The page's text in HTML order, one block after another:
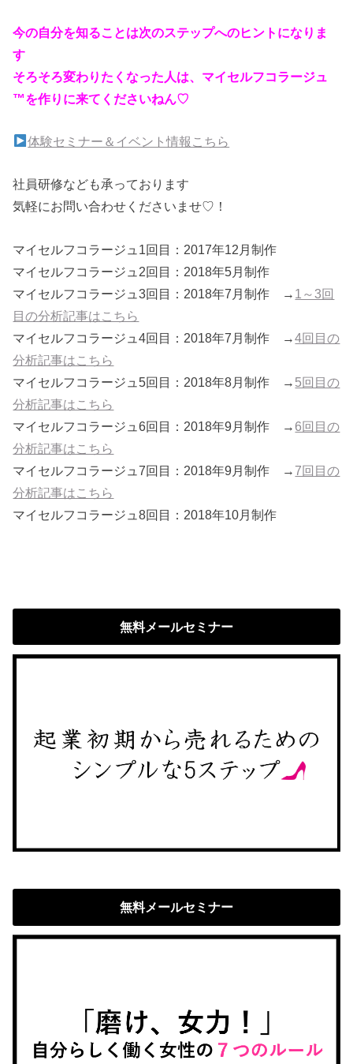
今の自分を知ることは次のステップへのヒントになりま
す
そろそろ変わりたくなった人は、マイセルフコラージュ
™を作りに来てくださいねん♡
体験セミナー＆イベント情報こちら
社員研修なども承っております
気軽にお問い合わせくださいませ♡！
マイセルフコラージュ1回目：2017年12月制作
マイセルフコラージュ2回目：2018年5月制作
マイセルフコラージュ3回目：2018年7月制作 → 1～3回
目の分析記事はこちら
マイセルフコラージュ4回目：2018年7月制作 →4回目の
分析記事はこちら
マイセルフコラージュ5回目：2018年8月制作 → 5回目の
分析記事はこちら
マイセルフコラージュ6回目：2018年9月制作 → 6回目の
分析記事はこちら
マイセルフコラージュ7回目：2018年9月制作 → 7回目の
分析記事はこちら
マイセルフコラージュ8回目：2018年10月制作
無料メールセミナー
無料メールセミナー